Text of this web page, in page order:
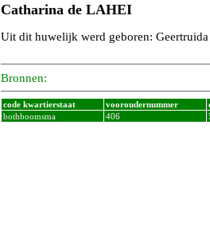
Catharina de LAHEI
Uit dit huwelijk werd geboren:
Bronnen:
code kwartierstaat vooroudernummer
bothboomsma
406